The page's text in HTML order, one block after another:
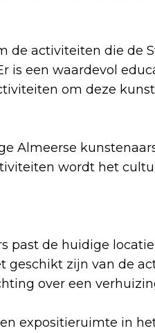
de activiteiten die de
is een waardevol
om deze
Almeerse
wordt het
past de huidige
geschikt zijn van de
over een
expositieruimte in